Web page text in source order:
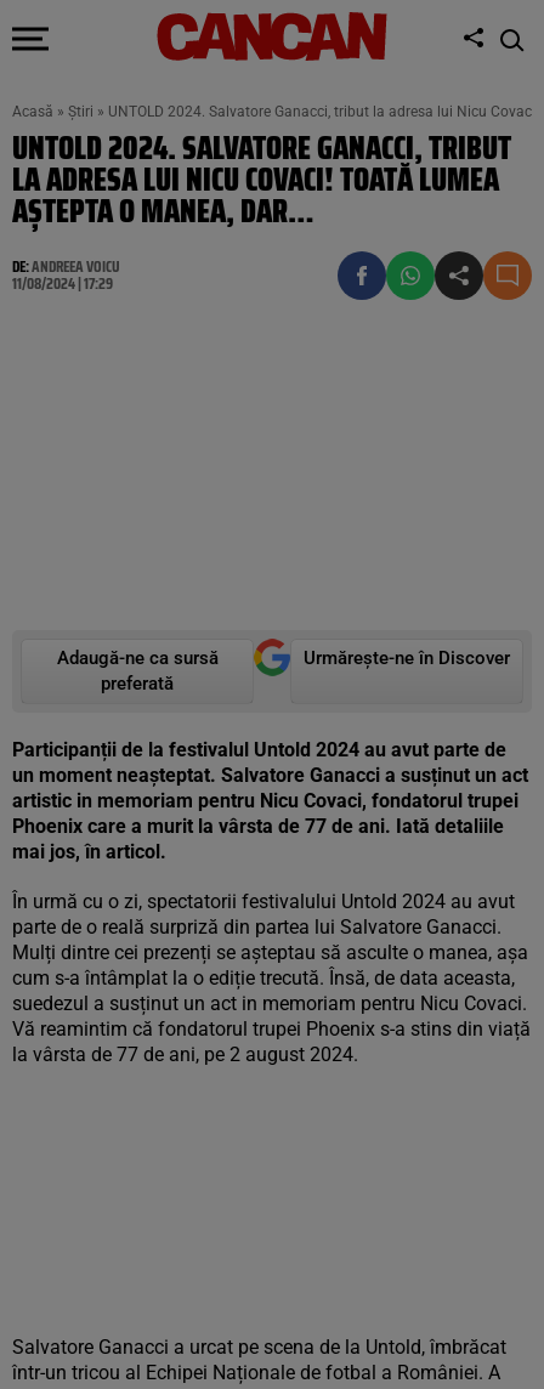
Acasă » Știri » UNTOLD 2024. Salvatore Ganacci, tribut la adresa lui Nicu
UNTOLD 2024. SALVATORE GANACCI, TRIBUT
LA ADRESA LUI NICU COVACI! TOATĂ LUMEA
AȘTEPTA O MANEA, DAR…
DE:ANDREEA VOICU
11/08/2024 | 17:29
Adaugă-ne ca sursă
preferată
Urmărește-ne în Discover
Participanții de la festivalul Untold 2024 au avut parte de
un moment neașteptat. Salvatore Ganacci a susținut un act
artistic in memoriam pentru Nicu Covaci, fondatorul trupei
Phoenix care a murit la vârsta de 77 de ani. Iată detaliile
mai jos, în articol.
În urmă cu o zi, spectatorii festivalului Untold 2024 au avut
parte de o reală surpriză din partea lui Salvatore Ganacci.
Mulți dintre cei prezenți se așteptau să asculte o manea, așa
cum s-a întâmplat la o ediție trecută. Însă, de data aceasta,
suedezul a susținut un act in memoriam pentru Nicu Covaci.
Vă reamintim că fondatorul trupei Phoenix s-a stins din viață
la vârsta de 77 de ani, pe 2 august 2024.
Salvatore Ganacci a urcat pe scena de la Untold, îmbrăcat
într-un tricou al Echipei Naționale de fotbal a României. A